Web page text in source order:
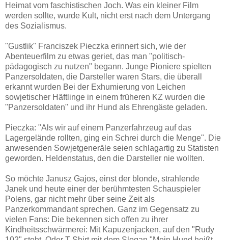
Heimat vom faschistischen Joch. Was ein kleiner Film
werden sollte, wurde Kult, nicht erst nach dem Untergang
des Sozialismus.
"Gustlik" Franciszek Pieczka erinnert sich, wie der
Abenteuerfilm zu etwas geriet, das man "politisch-
pädagogisch zu nutzen" begann. Junge Pioniere spielten
Panzersoldaten, die Darsteller waren Stars, die überall
erkannt wurden Bei der Exhumierung von Leichen
sowjetischer Häftlinge in einem früheren KZ wurden die
"Panzersoldaten" und ihr Hund als Ehrengäste geladen.
Pieczka: "Als wir auf einem Panzerfahrzeug auf das
Lagergelände rollten, ging ein Schrei durch die Menge". Die
anwesenden Sowjetgeneräle seien schlagartig zu Statisten
geworden. Heldenstatus, den die Darsteller nie wollten.
So möchte Janusz Gajos, einst der blonde, strahlende
Janek und heute einer der berühmtesten Schauspieler
Polens, gar nicht mehr über seine Zeit als
Panzerkommandant sprechen. Ganz im Gegensatz zu
vielen Fans: Die bekennen sich offen zu ihrer
Kindheitsschwärmerei: Mit Kapuzenjacken, auf den "Rudy